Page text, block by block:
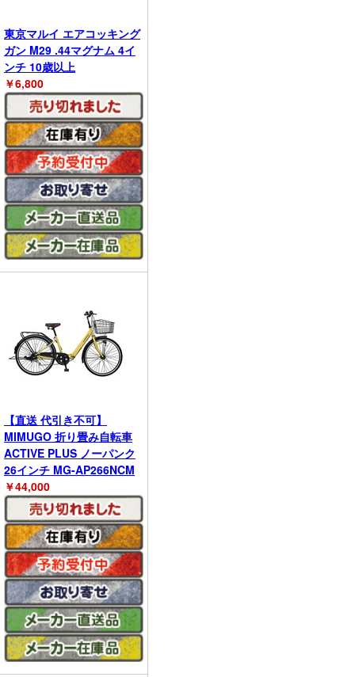
東京マルイ エアコッキング
ガン M29 .44マグナム 4イ
ンチ 10歳以上
￥6,800
【直送 代引き不可】
MIMUGO 折り畳み自転車
ACTIVE PLUS ノーパンク
26インチ MG-AP266NCM
￥44,000